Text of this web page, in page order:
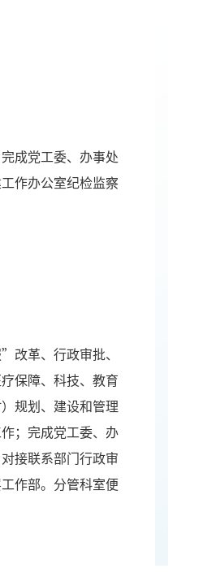
成党工委、办事处
作办公室纪检监察
革、行政审批、
保障、科技、教育
规划、建设和管理
；完成党工委、办
接联系部门行政审
作部。分管科室便